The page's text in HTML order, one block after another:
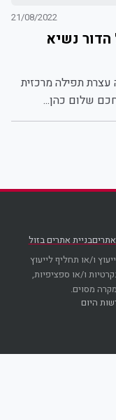
21/08/2022
נשיא
עצרת תפילה מרכזית
שלום כהן...
בניית אתרים בזול
ו/או תחליף לייעוץ
ו/או ספציפיות,
מסוים.